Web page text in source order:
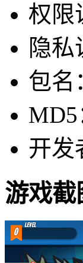
权限
隐私
包名
MD5
开发
游戏截